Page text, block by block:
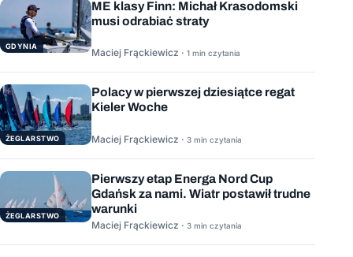
GDYNIA
ME klasy Finn: Michał Krasodomski
musi odrabiać straty
Maciej Frąckiewicz · 1 min czytania
ŻEGLARSTWO
Polacy w pierwszej dziesiątce regat
Kieler Woche
Maciej Frąckiewicz · 3 min czytania
ŻEGLARSTWO
Pierwszy etap Energa Nord Cup
Gdańsk za nami. Wiatr postawił trudne
warunki
Maciej Frąckiewicz · 3 min czytania